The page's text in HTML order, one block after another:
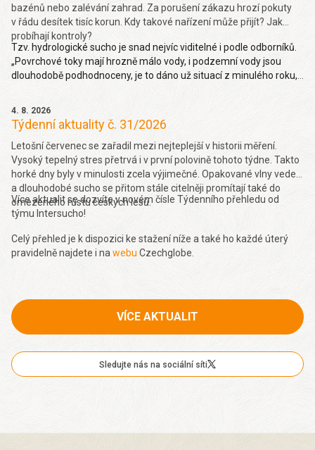
bazénů nebo zalévání zahrad. Za porušení zákazu hrozí pokuty
v řádu desítek tisíc korun. Kdy takové nařízení může přijít? Jak
probíhají kontroly?
Tzv. hydrologické sucho je snad nejvíc viditelné i podle odborníků.
„Povrchové toky mají hrozně málo vody, i podzemní vody jsou
dlouhodobě podhodnoceny, je to dáno už situací z minulého roku,
4. 8. 2026
Týdenní aktuality č. 31/2026
Letošní červenec se zařadil mezi nejteplejší v historii měření.
Vysoký tepelný stres přetrvá i v první polovině tohoto týdne. Takto
horké dny byly v minulosti zcela výjimečné. Opakované vlny veder
a dlouhodobé sucho se přitom stále citelněji promítají také do
omezeného růstu českých lesů.
Více aktualit se dozvíte v novém čísle Týdenního přehledu od
týmu Intersucho!
Celý přehled je k dispozici ke stažení níže a také ho každé úterý
pravidelně najdete i na webu Czechglobe.
VÍCE AKTUALIT
Sledujte nás na sociální síti